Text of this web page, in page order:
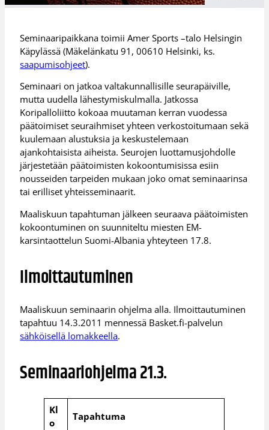
Seminaaripaikkana toimii Amer Sports –talo Helsingin
Käpylässä (Mäkelänkatu 91, 00610 Helsinki, ks.
saapumisohjeet).
Seminaari on jatkoa valtakunnallisille seurapäiville,
mutta uudella lähestymiskulmalla. Jatkossa
Koripalloliitto kokoaa muutaman kerran vuodessa
päätoimiset seuraihmiset yhteen verkostoitumaan sekä
kuulemaan alustuksia ja keskustelemaan
ajankohtaisista aiheista. Seurojen luottamusjohdolle
järjestetään päätoimisten kokoontumisissa esiin
nousseiden tarpeiden mukaan joko omat seminaarinsa
tai erilliset yhteisseminaarit.
Maaliskuun tapahtuman jälkeen seuraava päätoimisten
kokoontuminen on suunniteltu miesten EM-
karsintaottelun Suomi-Albania yhteyteen 17.8.
Ilmoittautuminen
Maaliskuun seminaarin ohjelma alla. Ilmoittautuminen
tapahtuu 14.3.2011 mennessä Basket.fi-palvelun
sähköisellä lomakkeella.
Seminaariohjelma 21.3.
Kl
o
Tapahtuma